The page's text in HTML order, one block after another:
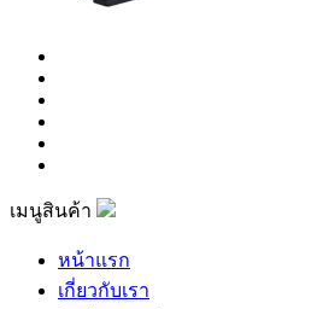
เมนูสินค้า
หน้าแรก
เกี่ยวกับเรา